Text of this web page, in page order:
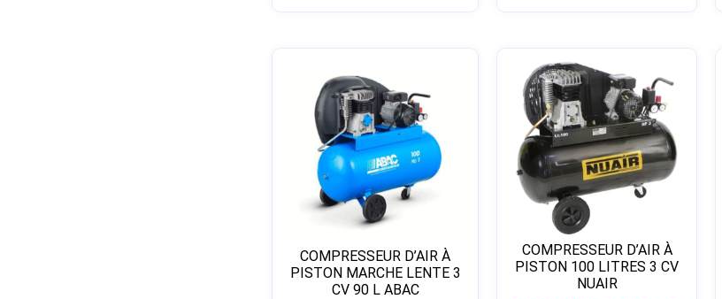
COMPRESSEUR D’AIR À
PISTON MARCHE LENTE 3
CV 90 L ABAC
COMPRESSEUR D’AIR À
PISTON 100 LITRES 3 CV
NUAIR